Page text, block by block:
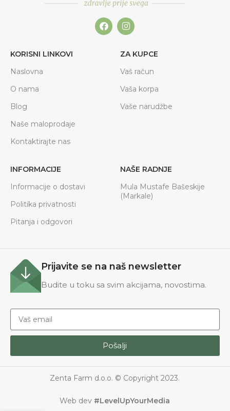
KORISNI LINKOVI
Naslovna
O nama
Blog
Naše maloprodaje
Kontaktirajte nas
ZA KUPCE
Vaš račun
Vaša korpa
Vaše narudžbe
INFORMACIJE
Informacije o dostavi
Politika privatnosti
Pitanja i odgovori
NAŠE RADNJE
Mula Mustafe Bašeskije
(Markale)
Prijavite se na naš newsletter
Budite u toku sa svim akcijama, novostima.
Pošalji
Zenta Farm d.o.o. © Copyright 2023.
Web dev #LevelUpYourMedia